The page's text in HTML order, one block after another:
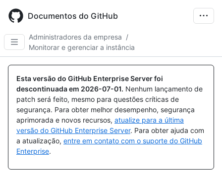
main
content
Documentos do GitHub
Administradores da empresa /
Monitorar e gerenciar a instância
Esta versão do GitHub Enterprise Server foi
descontinuada em 2026-07-01. Nenhum lançamento de
patch será feito, mesmo para questões críticas de
segurança. Para obter melhor desempenho, segurança
aprimorada e novos recursos, atualize para a última
versão do GitHub Enterprise Server. Para obter ajuda com
a atualização, entre em contato com o suporte do GitHub
Enterprise.